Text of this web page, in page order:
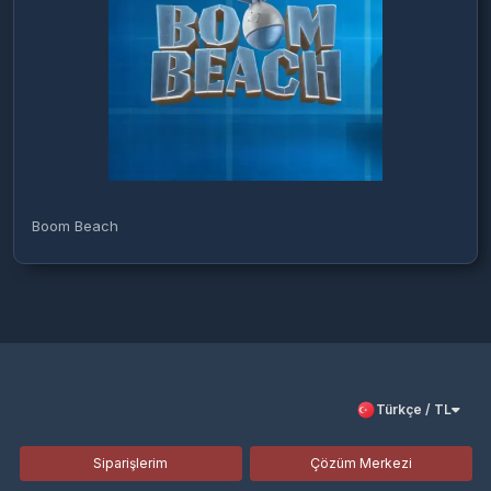
Boom Beach
Türkçe / TL
Siparişlerim Çözüm Merkezi